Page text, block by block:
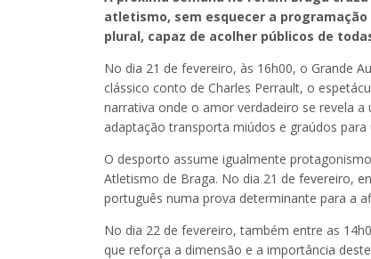
atletismo, sem esquecer a
plural, capaz de acolher públicos de
No dia 21 de fevereiro, às 16h00, o Grande
clássico conto de Charles Perrault, o
narrativa onde o amor verdadeiro se revela
adaptação transporta miúdos e graúdos
O desporto assume igualmente
Atletismo de Braga. No dia 21 de fevereiro,
português numa prova determinante para a
No dia 22 de fevereiro, também entre as
que reforça a dimensão e a importância